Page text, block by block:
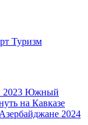
Туризм
2023 Южный
на Кавказе
2024